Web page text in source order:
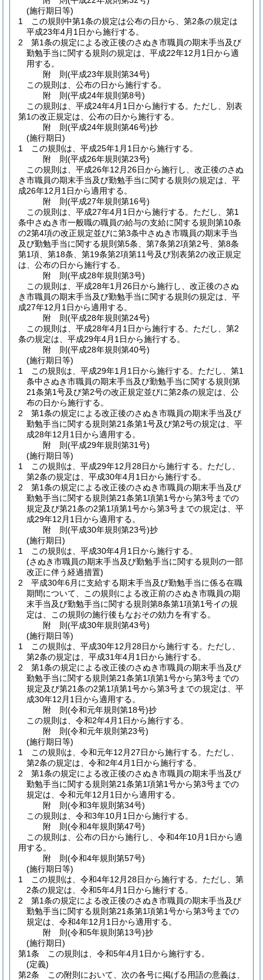
(施行期日等)
1
この規則中第1条の規定は公布の日から、第2条の規定は
平成23年4月1日から施行する。
2
第1条の規定による改正後のさぬき市職員の期末手当及び
勤勉手当に関する規則の規定は、平成22年12月1日から適
用する。
附 則(平成23年規則第34号)
この規則は、公布の日から施行する。
附 則(平成24年規則第8号)
この規則は、平成24年4月1日から施行する。 ただし、別表
第1の改正規定は、公布の日から施行する。
附 則(平成24年規則第46号)抄
(施行期日)
1
この規則は、平成25年1月1日から施行する。
附 則(平成26年規則第23号)
この規則は、平成26年12月26日から施行し、改正後のさぬ
き市職員の期末手当及び勤勉手当に関する規則の規定は、平
成26年12月1日から適用する。
附 則(平成27年規則第16号)
この規則は、平成27年4月1日から施行する。 ただし、第1
条中さぬき市一般職の職員の給与の支給に関する規則第10条
の2第4項の改正規定並びに第3条中さぬき市職員の期末手当
及び勤勉手当に関する規則第5条、第7条第2項第2号、第8条
第1項、第18条、第19条第2項第11号及び別表第2の改正規定
は、公布の日から施行する。
附 則(平成28年規則第3号)
この規則は、平成28年1月26日から施行し、改正後のさぬ
き市職員の期末手当及び勤勉手当に関する規則の規定は、平
成27年12月1日から適用する。
附 則(平成28年規則第24号)
この規則は、平成28年4月1日から施行する。 ただし、第2
条の規定は、平成29年4月1日から施行する。
附 則(平成28年規則第40号)
(施行期日等)
1
この規則は、平成29年1月1日から施行する。 ただし、第1
条中さぬき市職員の期末手当及び勤勉手当に関する規則第
21条第1号及び第2号の改正規定並びに第2条の規定は、公
布の日から施行する。
2
第1条の規定による改正後のさぬき市職員の期末手当及び
勤勉手当に関する規則第21条第1号及び第2号の規定は、平
成28年12月1日から適用する。
附 則(平成29年規則第31号)
(施行期日等)
1
この規則は、平成29年12月28日から施行する。 ただし、
第2条の規定は、平成30年4月1日から施行する。
2
第1条の規定による改正後のさぬき市職員の期末手当及び
勤勉手当に関する規則第21条第1項第1号から第3号までの
規定及び第21条の2第1項第1号から第3号までの規定は、平
成29年12月1日から適用する。
附 則(平成30年規則第23号)抄
(施行期日)
1
この規則は、平成30年4月1日から施行する。
(さぬき市職員の期末手当及び勤勉手当に関する規則の一部
改正に伴う経過措置)
2
平成30年6月に支給する期末手当及び勤勉手当に係る在職
期間について、この規則による改正前のさぬき市職員の期
末手当及び勤勉手当に関する規則第8条第1項第1号イの規
定は、この規則の施行後もなおその効力を有する。
附 則(平成30年規則第43号)
(施行期日等)
1
この規則は、平成30年12月28日から施行する。 ただし、
第2条の規定は、平成31年4月1日から施行する。
2
第1条の規定による改正後のさぬき市職員の期末手当及び
勤勉手当に関する規則第21条第1項第1号から第3号までの
規定及び第21条の2第1項第1号から第3号までの規定は、平
成30年12月1日から適用する。
附 則(令和元年規則第18号)抄
この規則は、令和2年4月1日から施行する。
附 則(令和元年規則第23号)
(施行期日等)
1
この規則は、令和元年12月27日から施行する。 ただし、
第2条の規定は、令和2年4月1日から施行する。
2
第1条の規定による改正後のさぬき市職員の期末手当及び
勤勉手当に関する規則第21条第1項第1号から第3号までの
規定は、令和元年12月1日から適用する。
附 則(令和3年規則第34号)
この規則は、令和3年10月1日から施行する。
附 則(令和4年規則第47号)
この規則は、公布の日から施行し、令和4年10月1日から適
用する。
附 則(令和4年規則第57号)
(施行期日等)
1
この規則は、令和4年12月28日から施行する。 ただし、第
2条の規定は、令和5年4月1日から施行する。
2
第1条の規定による改正後のさぬき市職員の期末手当及び
勤勉手当に関する規則第21条第1項第1号から第3号までの
規定は、令和4年12月1日から適用する。
附 則(令和5年規則第13号)抄
(施行期日)
第1条
この規則は、令和5年4月1日から施行する。
(定義)
第2条
この附則において、次の各号に掲げる用語の意義は、